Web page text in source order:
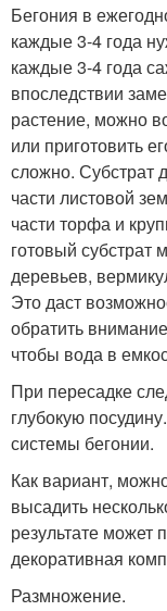
Бегония в
каждые 3-4 года
каждые 3-4 года
впоследствии
растение, можно
или приготовить
сложно. Субстрат
части листовой
части торфа и
готовый субстрат
деревьев,
Это даст
обратить
чтобы вода в
При пересадке
глубокую
системы бегонии.
Как вариант,
высадить
результате может
декоративная
Размножение.